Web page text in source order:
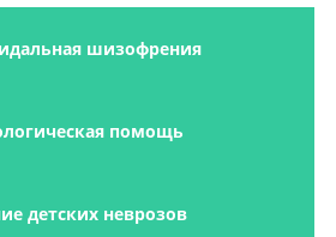
шизофрения
помощь
детских неврозов